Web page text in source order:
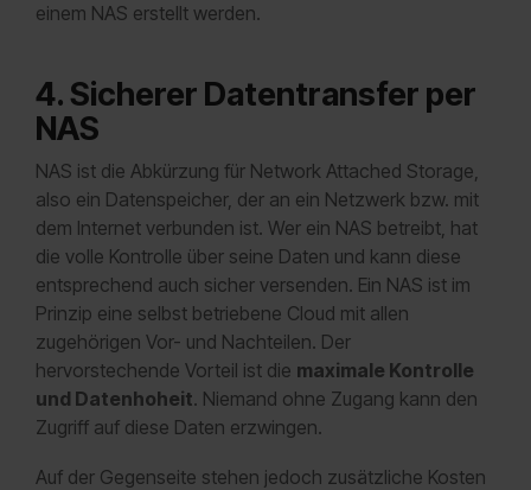
einem NAS erstellt werden.
4. Sicherer Datentransfer per
NAS
NAS ist die Abkürzung für Network Attached Storage,
also ein Datenspeicher, der an ein Netzwerk bzw. mit
dem Internet verbunden ist. Wer ein NAS betreibt, hat
die volle Kontrolle über seine Daten und kann diese
entsprechend auch sicher versenden. Ein NAS ist im
Prinzip eine selbst betriebene Cloud mit allen
zugehörigen Vor- und Nachteilen. Der
hervorstechende Vorteil ist die maximale Kontrolle
und Datenhoheit. Niemand ohne Zugang kann den
Zugriff auf diese Daten erzwingen.
Auf der Gegenseite stehen jedoch zusätzliche Kosten